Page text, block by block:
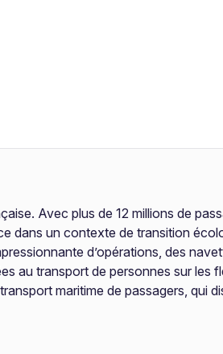
Avec plus de 12 millions de
dans un contexte de transition
d’opérations, des
au transport de personnes sur les
maritime de passagers, qui